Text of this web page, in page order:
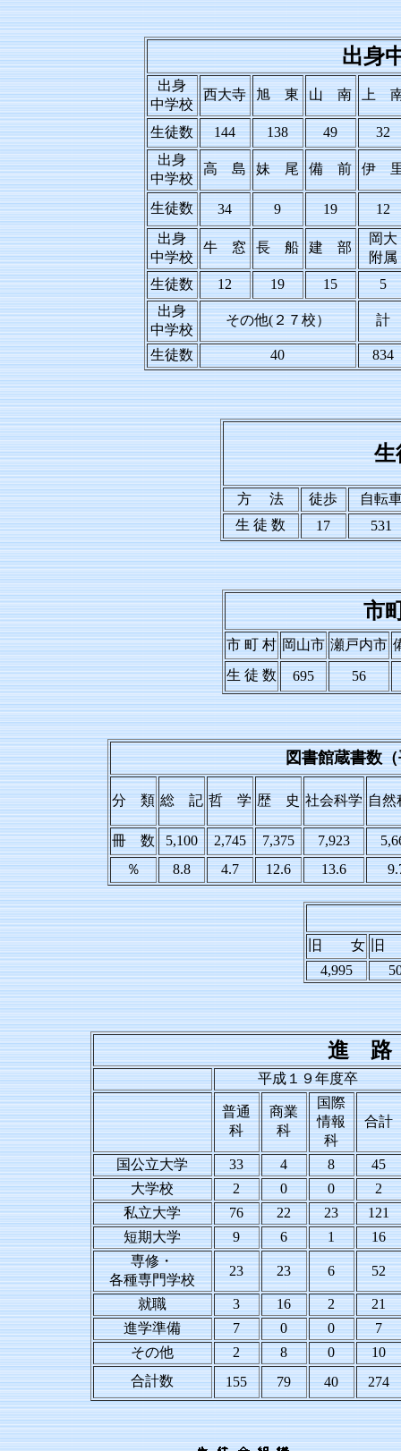
出身
出身
中学校
西大寺 旭 東 山 南 上
生徒数 144 138 49
32
出身
中学校
高 島 妹 尾 備 前 伊
生徒数 34 9 19
12
出身
中学校
牛 窓 長 船 建 部
岡大
附属
生徒数
12 19 15
5
出身
中学校
その他(２７校） 計
生徒数 40 834
生
方 法 徒歩
自転
生 徒 数
17 531
市
市 町 村 岡山市 瀬戸内市
生 徒 数
695 56
図書館蔵書数
分 類 総 記 哲 学 歴 史 社会科学 自然
冊 数 5,100 2,745 7,375 7,923
％
8.8 4.7 12.6 13.6
旧 女 旧
4,995
進
平成１９年度卒
普通
科
商業
科
国際
情報
科
合計
国公立大学 33 4 8
45
大学校
2 0 0
2
私立大学
76 22 23
121
短期大学
9 6 1
16
専修・
各種専門学校
23 23 6 52
就職 3 16 2
21
進学準備
7 0 0
7
その他
2 8 0
10
合計数
155 79 40 274